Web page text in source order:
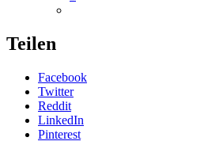
Teilen
Facebook
Twitter
Reddit
LinkedIn
Pinterest